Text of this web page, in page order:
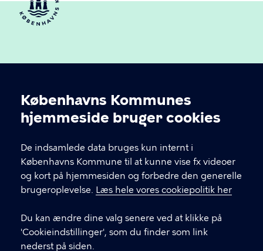
Cookieindstillinger
Københavns Kommunes
hjemmeside bruger cookies
De indsamlede data bruges kun internt i
Københavns Kommune til at kunne vise fx videoer
og kort på hjemmesiden og forbedre den generelle
brugeroplevelse. Læs hele vores cookiepolitik her
Du kan ændre dine valg senere ved at klikke på
'Cookieindstillinger', som du finder som link
nederst på siden.
Københavns Kommune
KONTAKT
Rådhuspladsen 1, 1550 København V